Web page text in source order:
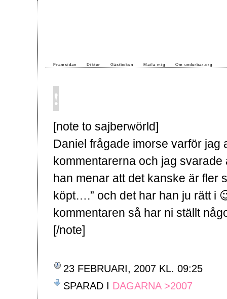
Framsidan Dikter Gästboken Maila mig Om underbar.org
!
[note to sajberwörld]
Daniel frågade imorse varför jag
kommentarerna och jag svarade
han menar att det kanske är fler
köpt….” och det har han ju rätt i
kommentaren så har ni ställt
[/note]
23 FEBRUARI, 2007 KL. 09:25
SPARAD I DAGARNA >2007